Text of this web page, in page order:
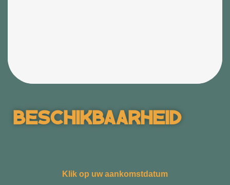
Beschikbaarheid
Klik op uw aankomstdatum